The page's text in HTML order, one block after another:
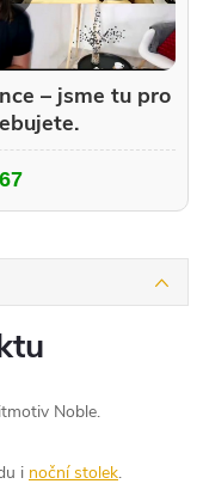
– jsme tu pro
Noble.
i noční stolek.